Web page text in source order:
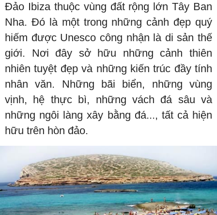
Đảo Ibiza thuộc vùng đất rộng lớn Tây Ban
Nha. Đó là một trong những cảnh đẹp quý
hiếm được Unesco công nhận là di sản thế
giới. Nơi đây sở hữu những cảnh thiên
nhiên tuyệt đẹp và những kiến trúc đầy tính
nhân văn. Những bãi biển, những vùng
vịnh, hệ thực bì, những vách đá sâu và
những ngôi làng xây bằng đá..., tất cả hiện
hữu trên hòn đảo.